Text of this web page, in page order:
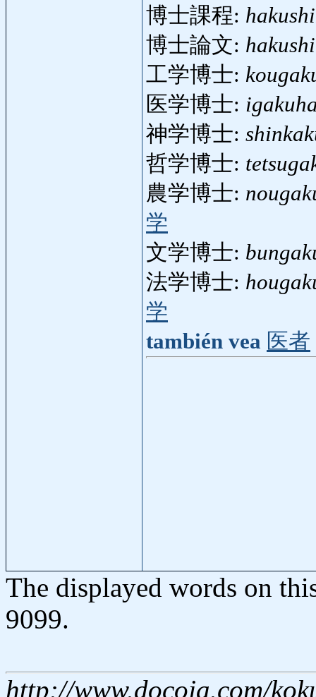
博士課程:
博士論文:
工学博士:
医学博士:
神学博士:
哲学博士:
農学博士:
学
文学博士:
法学博士:
学
también vea 医者
The displayed words on
9099.
http://www.docoja.com/